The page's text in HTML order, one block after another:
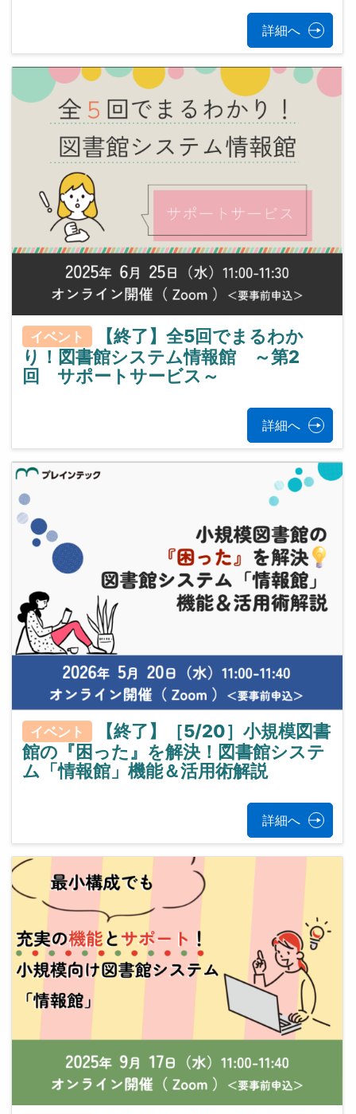
詳細へ
イベント
【終了】全5回でまるわか
り！図書館システム情報館 ～第2
回 サポートサービス～
詳細へ
イベント
【終了】［5/20］小規模図書
館の『困った』を解決！図書館システ
ム「情報館」機能＆活用術解説
詳細へ